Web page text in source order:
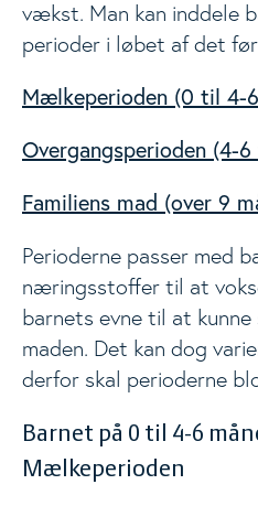
Nyheder
Analyser
vækst. Man kan inddele
perioder i løbet af det
Mælkeperioden (0 til 4-
Overgangsperioden (4-
Familiens mad (over 9
Perioderne passer med
næringsstoffer til at
barnets evne til at
maden. Det kan dog
derfor skal perioderne
Barnet på 0 til 4-6
Mælkeperioden